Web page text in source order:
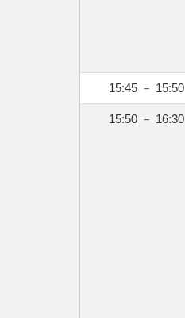
15:45 － 15:50
15:50 － 16:30